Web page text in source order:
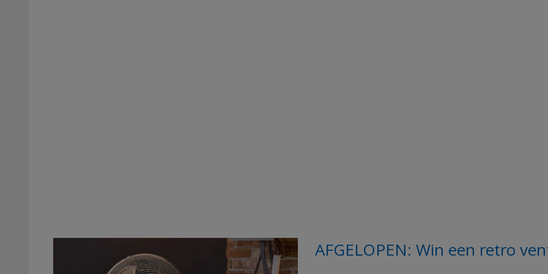
AFGELOPEN: Win een retro